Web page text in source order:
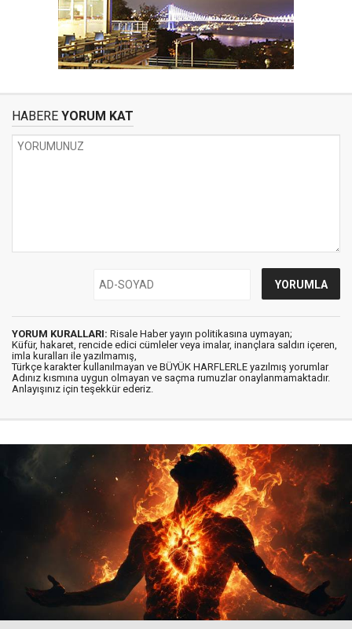
HABERE YORUM KAT
YORUM KURALLARI: Risale Haber yayın politikasına uymayan;
Küfür, hakaret, rencide edici cümleler veya imalar, inançlara saldırı içeren,
imla kuralları ile yazılmamış,
Türkçe karakter kullanılmayan ve BÜYÜK HARFLERLE yazılmış yorumlar
Adınız kısmına uygun olmayan ve saçma rumuzlar onaylanmamaktadır.
Anlayışınız için teşekkür ederiz.